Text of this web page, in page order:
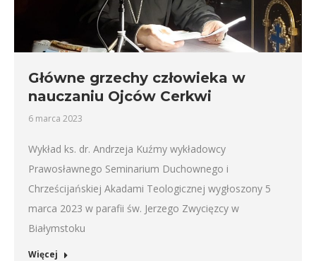
Główne grzechy człowieka w
nauczaniu Ojców Cerkwi
6 marca 2023
Wykład ks. dr. Andrzeja Kuźmy wykładowcy
Prawosławnego Seminarium Duchownego i
Chrześcijańskiej Akadami Teologicznej wygłoszony 5
marca 2023 w parafii św. Jerzego Zwycięzcy w
Białymstoku
Więcej